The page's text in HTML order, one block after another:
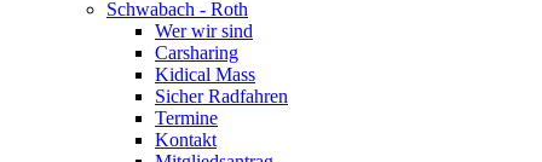
Schwabach - Roth
Wer wir sind
Carsharing
Kidical Mass
Sicher Radfahren
Termine
Kontakt